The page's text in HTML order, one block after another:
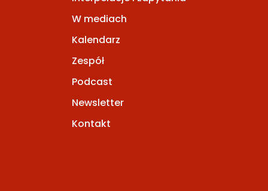
W mediach
Kalendarz
Zespół
Podcast
Newsletter
Kontakt